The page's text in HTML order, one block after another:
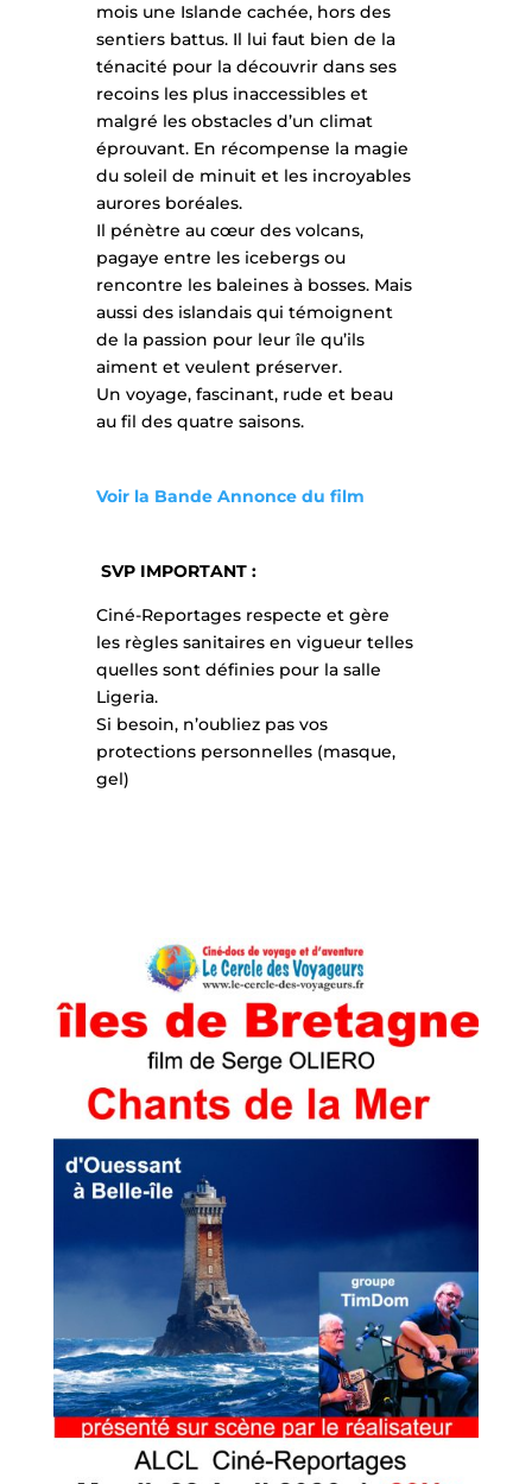
mois une Islande cachée, hors des
sentiers battus. Il lui faut bien de la
ténacité pour la découvrir dans ses
recoins les plus inaccessibles et
malgré les obstacles d’un climat
éprouvant. En récompense la magie
du soleil de minuit et les incroyables
aurores boréales.
Il pénètre au cœur des volcans,
pagaye entre les icebergs ou
rencontre les baleines à bosses. Mais
aussi des islandais qui témoignent
de la passion pour leur île qu’ils
aiment et veulent préserver.
Un voyage, fascinant, rude et beau
au fil des quatre saisons.
Voir la Bande Annonce du film
SVP IMPORTANT :
Ciné-Reportages respecte et gère
les règles sanitaires en vigueur telles
quelles sont définies pour la salle
Ligeria.
Si besoin, n’oubliez pas vos
protections personnelles (masque,
gel)